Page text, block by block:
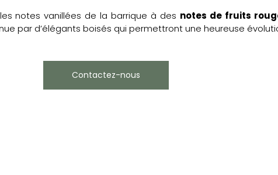
notes vanillées de la barrique à des notes de fruits
par d’élégants boisés qui permettront une heureuse
Contactez-nous